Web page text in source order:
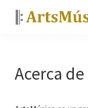
Saltar
Saltar
principal
y
gratis
Acerca